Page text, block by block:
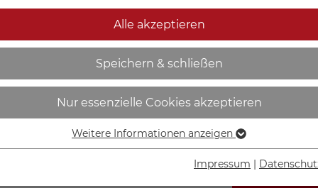
in Sonderform
ohne Bohrung -
IN DEN
Alle akzeptieren
Speichern & schließen
Nur essenzielle Cookies akzeptieren
Essenzielle Cookies werden für grundlegende Funktionen der
Weitere Informationen anzeigen
Impressum